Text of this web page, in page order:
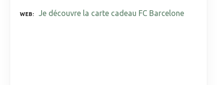
WEB Je découvre la carte cadeau FC Barcelone